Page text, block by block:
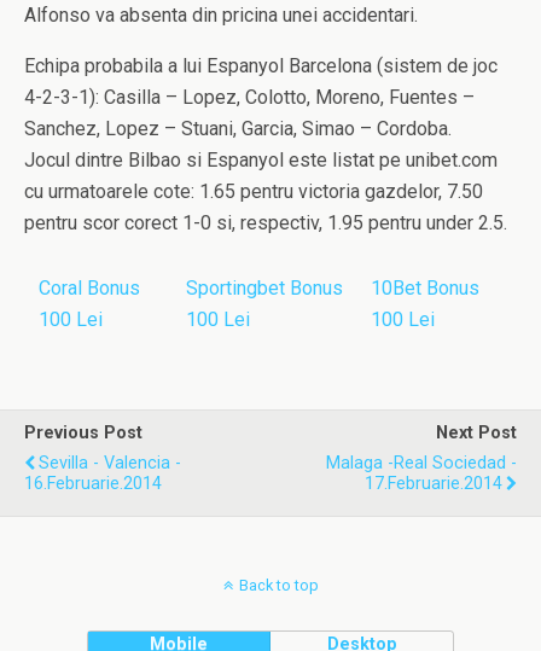
Alfonso va absenta din pricina unei accidentari.
Echipa probabila a lui Espanyol Barcelona (sistem de joc
4-2-3-1): Casilla – Lopez, Colotto, Moreno, Fuentes –
Sanchez, Lopez – Stuani, Garcia, Simao – Cordoba.
Jocul dintre Bilbao si Espanyol este listat pe unibet.com
cu urmatoarele cote: 1.65 pentru victoria gazdelor, 7.50
pentru scor corect 1-0 si, respectiv, 1.95 pentru under 2.5.
Coral Bonus
100 Lei
Sportingbet Bonus
100 Lei
10Bet Bonus
100 Lei
Previous Post
Sevilla - Valencia -
16.Februarie.2014
Next Post
Malaga -Real Sociedad -
17.Februarie.2014
Back to top
Mobile Desktop